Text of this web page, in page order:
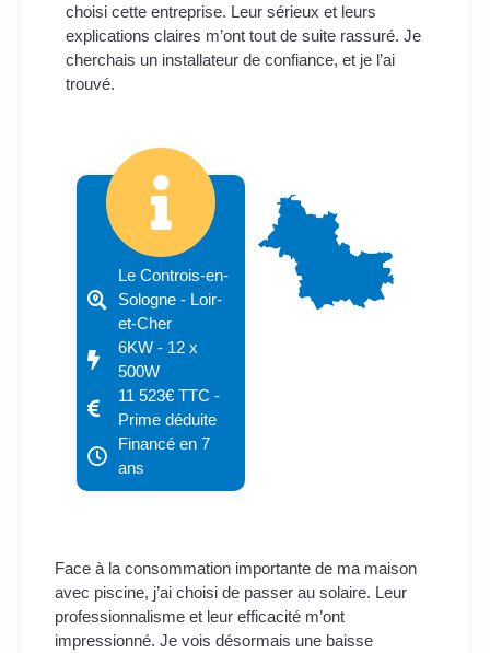
choisi cette entreprise. Leur sérieux et leurs
explications claires m’ont tout de suite rassuré. Je
cherchais un installateur de confiance, et je l’ai
trouvé.
Le Controis-en-
Sologne - Loir-
et-Cher
6KW - 12 x
500W
11 523€ TTC -
Prime déduite
Financé en 7
ans
Face à la consommation importante de ma maison
avec piscine, j’ai choisi de passer au solaire. Leur
professionnalisme et leur efficacité m’ont
impressionné. Je vois désormais une baisse